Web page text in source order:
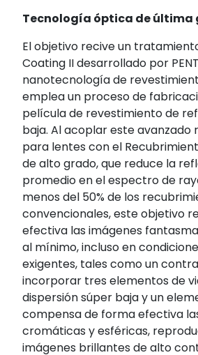
Tecnología óptica de última
El objetivo recive un
Coating II desarrollado por
nanotecnología de
emplea un proceso de
película de revestimiento de
baja. Al acoplar este
para lentes con el
de alto grado, que reduce la
promedio en el espectro de
menos del 50% de los
convencionales, este objetivo
efectiva las imágenes
al mínimo, incluso en
exigentes, tales como un
incorporar tres elementos de
dispersión súper baja y un
compensa de forma efectiva
cromáticas y esféricas,
imágenes brillantes de alto